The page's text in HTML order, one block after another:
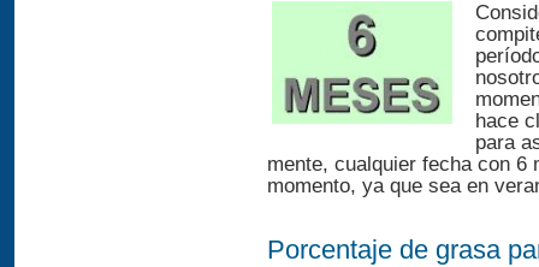
hace
para
mente, cualquier fecha con 6
momento, ya que sea en
Porcentaje de grasa